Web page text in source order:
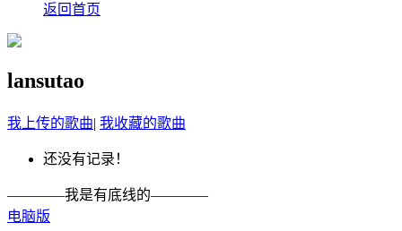
返回首页
lansutao
我上传的歌曲| 我收藏的歌曲
还没有记录！
————我是有底线的————
电脑版